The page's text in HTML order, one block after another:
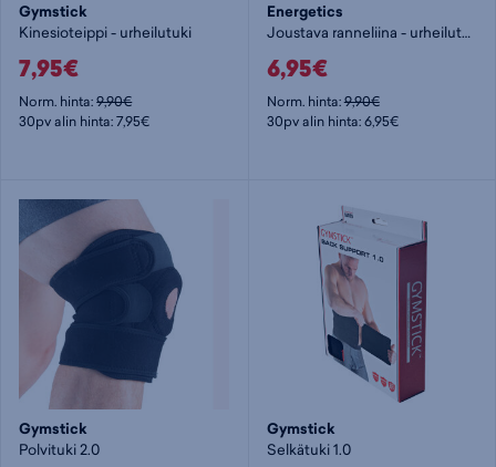
Gymstick
Kinesioteippi - urheilutuki
7,95€
Norm. hinta:9,90€
30pv alin hinta: 7,95€
Energetics
Joustava ranneliina - urheilutuki
6,95€
Norm. hinta:9,90€
30pv alin hinta: 6,95€
Gymstick
Polvituki 2.0
Gymstick
Selkätuki 1.0